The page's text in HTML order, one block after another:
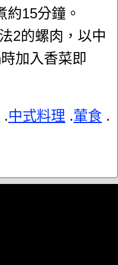
約15分鐘。
2的螺肉，以中
加入香菜即
.中式料理 .葷食 .